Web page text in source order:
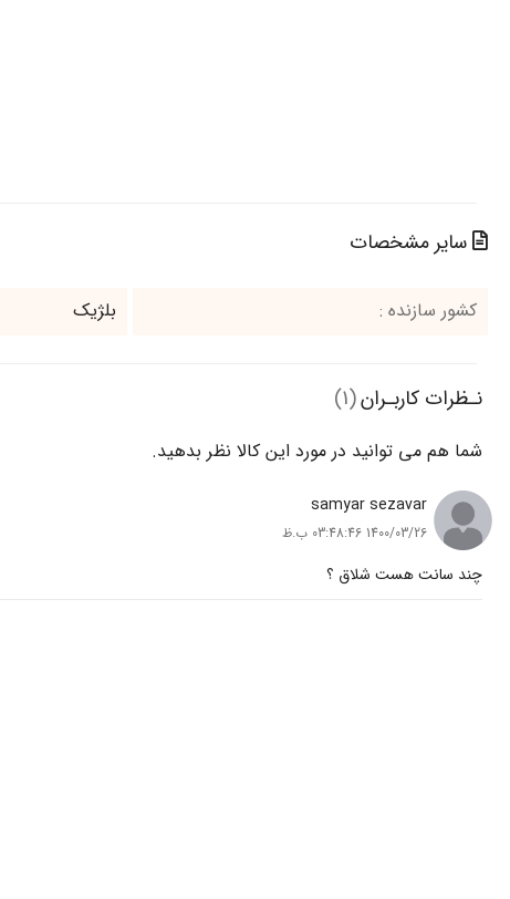
سایر مشخصات
کشور سازنده : بلژیک
نـظرات کاربـران(1)
شما هم می‌ توانید در مورد این کالا نظر بدهید.
samyar sezavar
1400/03/26 03:48:46 ب.ظ
چند سانت هست شلاق ؟